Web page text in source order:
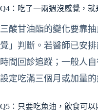
Q4：吃了一兩週沒感覺，就
三酸甘油酯的變化要靠
覺」判斷。若醫師已安
時間回診追蹤；一般人
設定吃滿三個月或加量的
Q5：只要吃魚油，飲食可以